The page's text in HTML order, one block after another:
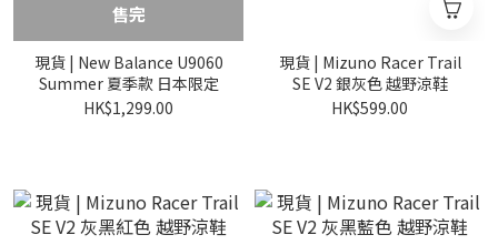
售完
現貨 | New Balance U9060
Summer 夏季款 日本限定
HK$1,299.00
現貨 | Mizuno Racer Trail
SE V2 銀灰色 越野涼鞋
HK$599.00